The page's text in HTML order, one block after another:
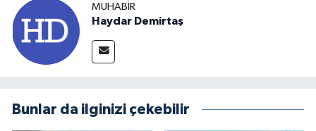
MUHABIR
Haydar Demirtaş
Bunlar da ilginizi çekebilir